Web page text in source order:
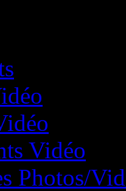
Vidéo
Photos/